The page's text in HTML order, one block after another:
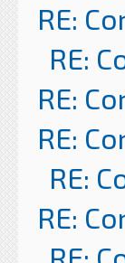
RE:
RE:
RE:
RE:
RE:
RE: